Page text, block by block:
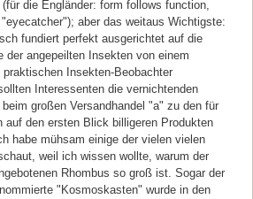
die Engländer: form follows function,
aber das weitaus Wichtigste:
fundiert perfekt ausgerichtet auf die
der angepeilten Insekten von einem
praktischen Insekten-Beobachter
Interessenten die vernichtenden
großen Versandhandel "a" zu den für
auf den ersten Blick billigeren Produkten
habe mühsam einige der vielen vielen
weil ich wissen wollte, warum der
Rhombus so groß ist. Sogar der
"Kosmoskasten" wurde in den